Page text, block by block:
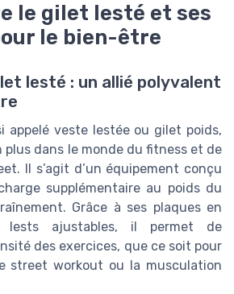
le gilet lesté et ses
le bien-être
lesté : un allié polyvalent
appelé veste lestée ou gilet poids,
plus dans le monde du fitness et de
Il s’agit d’un équipement conçu
supplémentaire au poids du
Grâce à ses plaques en
ajustables, il permet de
des exercices, que ce soit pour
street workout ou la musculation